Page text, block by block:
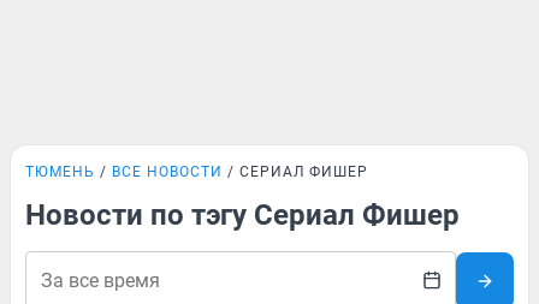
ТЮМЕНЬ ВСЕ НОВОСТИ СЕРИАЛ ФИШЕР
Новости по тэгу Сериал Фишер